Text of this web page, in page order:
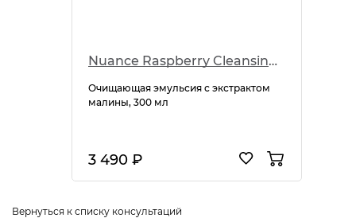
Nuance Raspberry Cleansing Emulsion
Очищающая эмульсия с экстрактом
малины, 300 мл
3 490 ₽
Вернуться к списку консультаций